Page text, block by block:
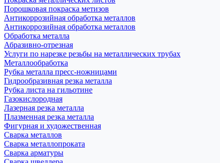
Порошковая покраска метизов
Антикоррозийная обработка металлов
Антикоррозийная обработка металлов
Обработка металла
Абразивно-отрезная
Услуги по нарезке резьбы на металлических трубах
Металлообработка
Рубка металла пресс-ножницами
Гидрообразивная резка металла
Рубка листа на гильотине
Газокислородная
Лазерная резка металла
Плазменная резка металла
Фигурная и художественная
Сварка металлов
Сварка металлопроката
Сварка арматуры